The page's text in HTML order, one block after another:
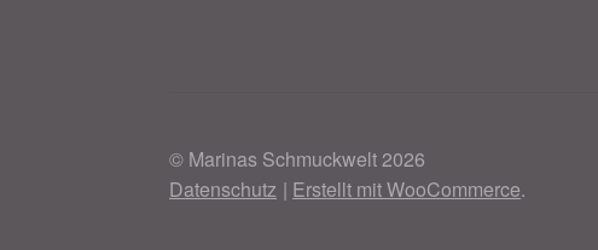
© Marinas Schmuckwelt 2026
Datenschutz
Erstellt mit WooCommerce.